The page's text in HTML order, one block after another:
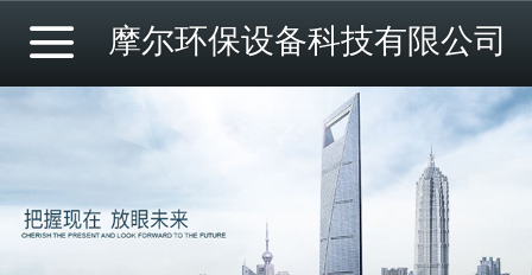
摩尔环保设备科技有限公司